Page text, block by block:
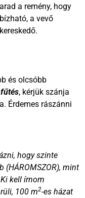
a remény, hogy
a vevő
és olcsóbb
, kérjük szánja
Érdemes rászánni
hogy szinte
(HÁROMSZOR), mint
kell írnom
100 m2-es házat